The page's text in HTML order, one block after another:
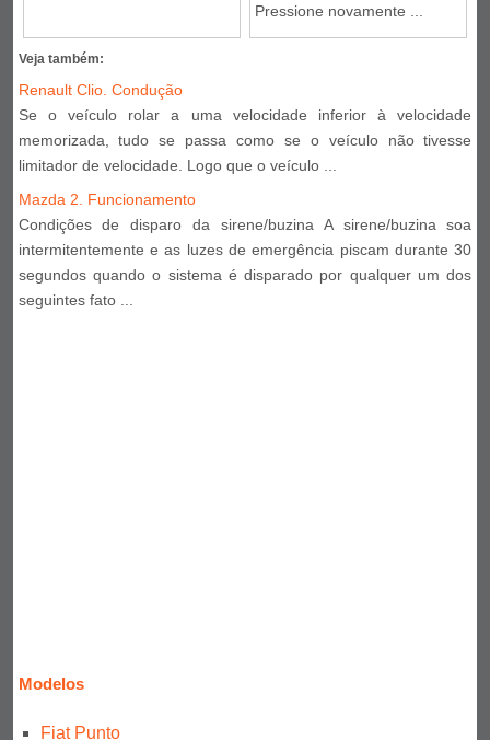
Pressione novamente ...
Veja também:
Renault Clio. Condução
Se o veículo rolar a uma velocidade inferior à velocidade
memorizada, tudo se passa como se o veículo não tivesse
limitador de velocidade. Logo que o veículo ...
Mazda 2. Funcionamento
Condições de disparo da sirene/buzina A sirene/buzina soa
intermitentemente e as luzes de emergência piscam durante 30
segundos quando o sistema é disparado por qualquer um dos
seguintes fato ...
Modelos
Fiat Punto